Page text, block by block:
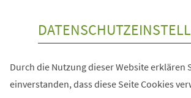
Durch die Nutzung dieser Website erklären
einverstanden, dass diese Seite Cookies